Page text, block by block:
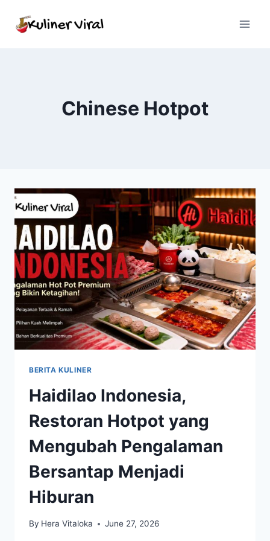
Chinese Hotpot
BERITA KULINER
Haidilao Indonesia,
Restoran Hotpot yang
Mengubah Pengalaman
Bersantap Menjadi
Hiburan
By Hera Vitaloka June 27, 2026